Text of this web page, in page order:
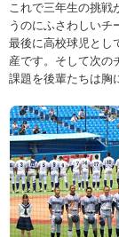
これで三年生の挑戦
うのにふさわしいチ
最後に高校球児とし
産です。そして次の
課題を後輩たちは胸